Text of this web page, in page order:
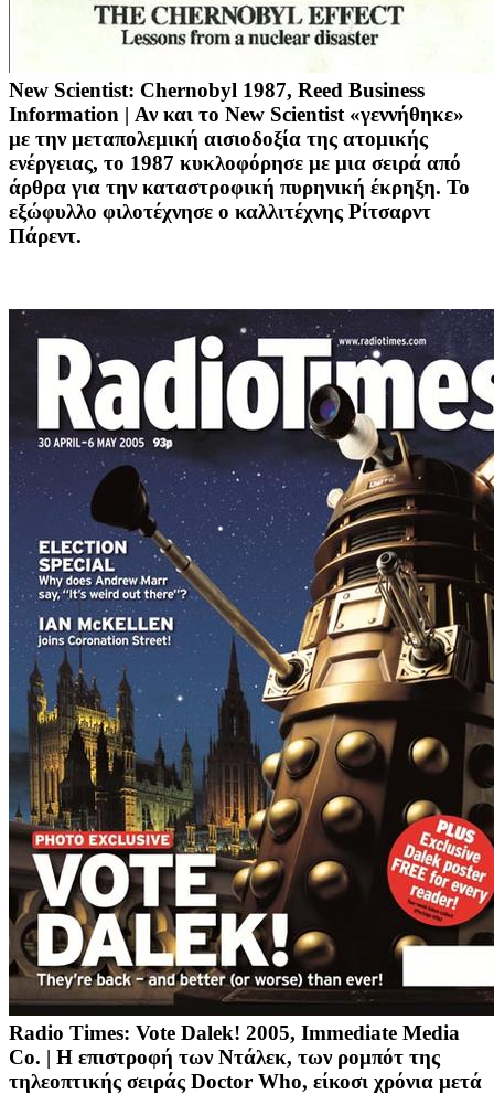
New Scientist: Chernobyl 1987, Reed Business
Information | Αν και το New Scientist «γεννήθηκε»
με την μεταπολεμική αισιοδοξία της ατομικής
ενέργειας, το 1987 κυκλοφόρησε με μια σειρά από
άρθρα για την καταστροφική πυρηνική έκρηξη. Το
εξώφυλλο φιλοτέχνησε ο καλλιτέχνης Ρίτσαρντ
Πάρεντ.
Radio Times: Vote Dalek! 2005, Immediate Media
Co. | Η επιστροφή των Ντάλεκ, των ρομπότ της
τηλεοπτικής σειράς Doctor Who, είκοσι χρόνια μετά